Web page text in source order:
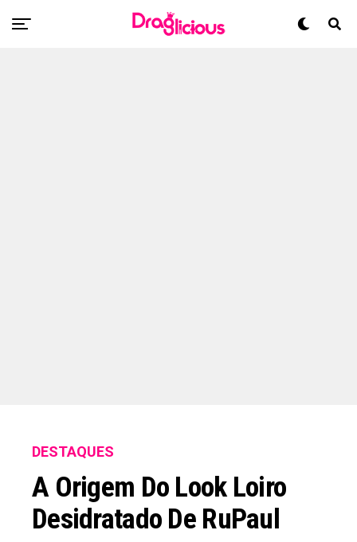
DESTAQUES
A Origem Do Look Loiro
Desidratado De RuPaul